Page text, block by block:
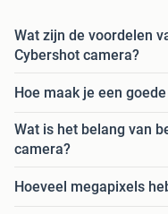
Wat zijn de voordelen
Cybershot camera?
Hoe maak je een
Wat is het belang van
camera?
Hoeveel megapixels